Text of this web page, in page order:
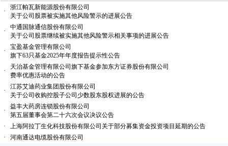
·
浙江帕瓦新能源股份有限公司
关于公司股票被实施其他风险警示的进展公告
·
中通国脉通信股份有限公司
关于公司股票继续被实施其他风险警示相关事项的进展公告
·
宝盈基金管理有限公司
旗下63只基金2025年年度报告提示性公告
·
天治基金管理有限公司旗下基金参加东方证券股份有限公司
费率优惠活动的公告
·
江苏艾迪药业集团股份有限公司
关于公司收购控股子公司少数股东股权进展的公告
·
益丰大药房连锁股份有限公司
第五届董事会第二十六次会议决议公告
·
上海阿拉丁生化科技股份有限公司关于部分募集资金投资项目延期的公告
·
河南通达电缆股份有限公司